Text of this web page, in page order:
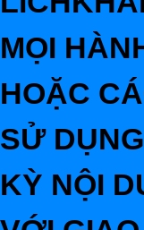
MỌI
HOẶC
SỬ
KỲ NỘI